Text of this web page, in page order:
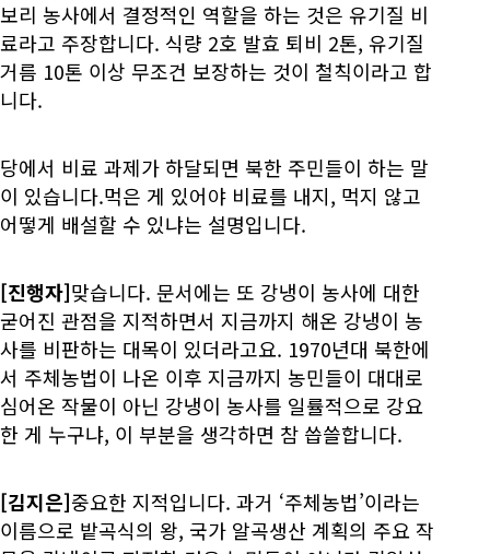
보리 농사에서 결정적인 역할을 하는 것은 유기질 비
료라고 주장합니다. 식량 2호 발효 퇴비 2톤, 유기질
거름 10톤 이상 무조건 보장하는 것이 철칙이라고 합
니다.
당에서 비료 과제가 하달되면 북한 주민들이 하는 말
이 있습니다.먹은 게 있어야 비료를 내지, 먹지 않고
어떻게 배설할 수 있냐는 설명입니다.
[진행자]맞습니다. 문서에는 또 강냉이 농사에 대한
굳어진 관점을 지적하면서 지금까지 해온 강냉이 농
사를 비판하는 대목이 있더라고요. 1970년대 북한에
서 주체농법이 나온 이후 지금까지 농민들이 대대로
심어온 작물이 아닌 강냉이 농사를 일률적으로 강요
한 게 누구냐, 이 부분을 생각하면 참 씁쓸합니다.
[김지은]중요한 지적입니다. 과거 ‘주체농법’이라는
이름으로 밭곡식의 왕, 국가 알곡생산 계획의 주요 작